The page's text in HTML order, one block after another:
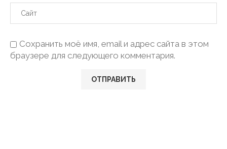
Сохранить моё имя, email и адрес сайта в этом
браузере для следующего комментария.